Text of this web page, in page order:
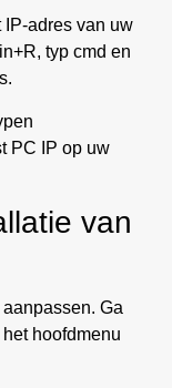
IP-adres van uw
typ cmd en
PC IP op uw
van
Ga
hoofdmenu